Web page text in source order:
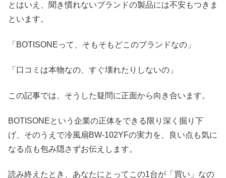
とはいえ、聞き慣れないブランドの製品には不安もつきま
といます。
「BOTISONEって、そもそもどこのブランドなの」
「口コミは本物なの、すぐ壊れたりしないの」
この記事では、そうした疑問に正面から向き合います。
BOTISONEという企業の正体をできる限り深く掘り下
げ、そのうえで冷風扇BW-102YFの実力を、良い点も気に
なる点も包み隠さずお伝えします。
読み終えたとき、あなたにとってこの1台が「買い」なの